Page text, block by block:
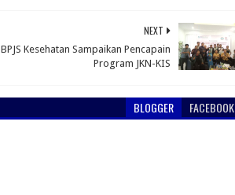
NEXT
BPJS Kesehatan Sampaikan Pencapain
Program JKN-KIS
BLOGGER FACEBOOK